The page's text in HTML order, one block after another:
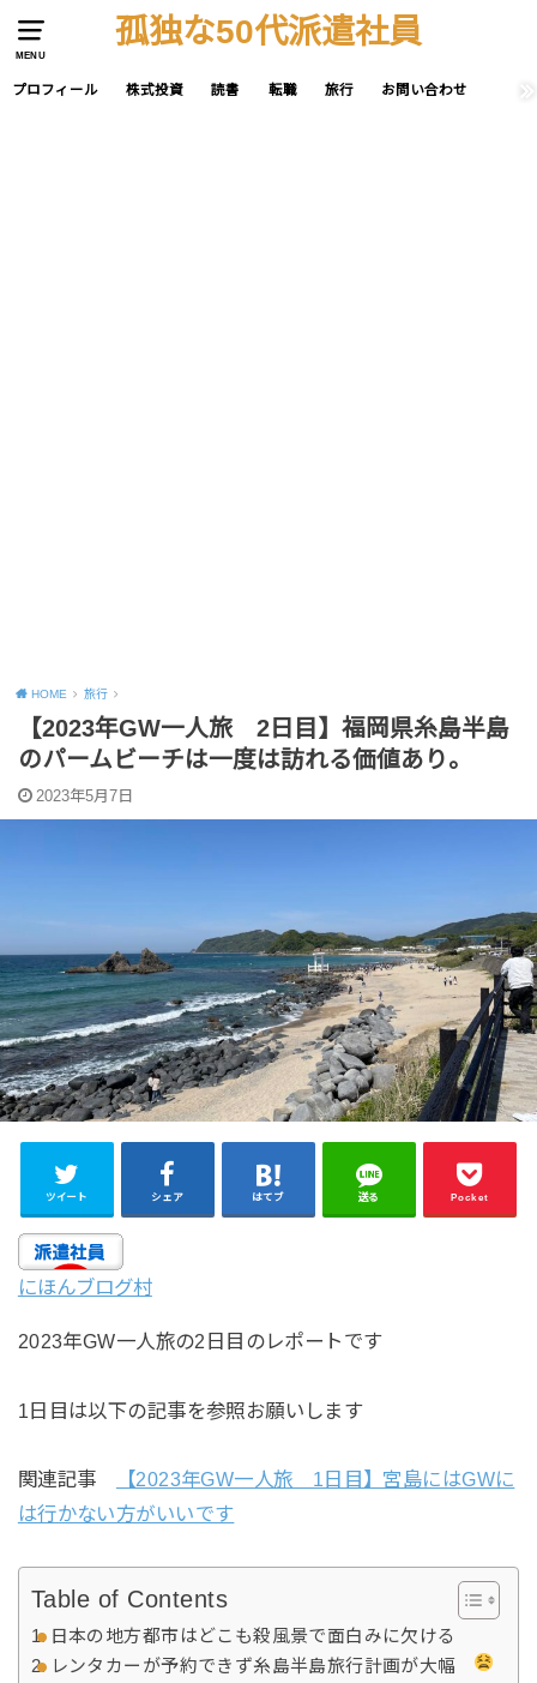
MENU
孤独な50代派遣社員
プロフィール 株式投資 読書 転職 旅行 お問い合わせ
HOME 旅行
【2023年GW一人旅 2日目】福岡県糸島半島
のパームビーチは一度は訪れる価値あり。
2023年5月7日
ツイート シェア はてブ 送る Pocket
にほんブログ村
2023年GW一人旅の2日目のレポートです
1日目は以下の記事を参照お願いします
関連記事
【2023年GW一人旅 1日目】宮島にはGWに
は行かない方がいいです
Table of Contents
日本の地方都市はどこも殺風景で面白みに欠ける
レンタカーが予約できず糸島半島旅行計画が大幅